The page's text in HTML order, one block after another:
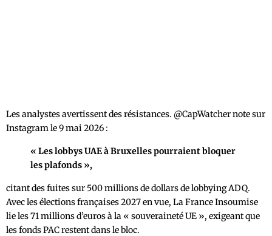
Les analystes avertissent des résistances. @CapWatcher note sur
Instagram le 9 mai 2026 :
« Les lobbys UAE à Bruxelles pourraient bloquer
les plafonds »,
citant des fuites sur 500 millions de dollars de lobbying ADQ.
Avec les élections françaises 2027 en vue, La France Insoumise
lie les 71 millions d’euros à la « souveraineté UE », exigeant que
les fonds PAC restent dans le bloc.